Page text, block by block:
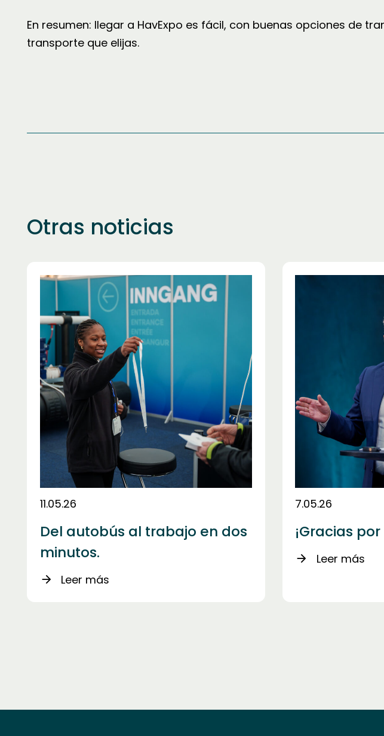
En resumen: llegar a HavExpo es fácil, con buenas opciones de
transporte que elijas.
Otras noticias
11.05.26
Del autobús al trabajo en dos
minutos.
arrow_forward Leer más
7.05.26
¡Gracias
arrow_forward Leer más